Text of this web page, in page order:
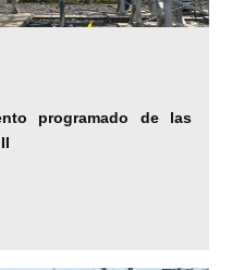
programado de las